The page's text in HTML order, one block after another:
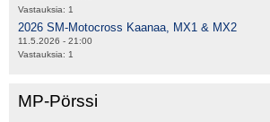
Vastauksia: 1
2026 SM-Motocross Kaanaa, MX1 & MX2
11.5.2026 - 21:00
Vastauksia: 1
MP-Pörssi